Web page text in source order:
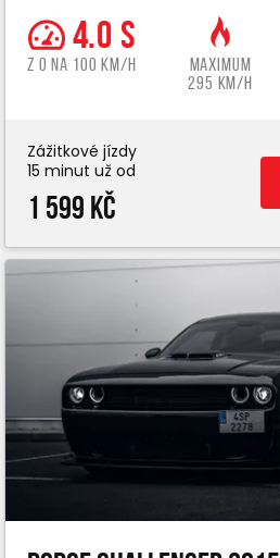
4.0 s
z 0 na 100 km/h
Maximum
295 km/h
Zážitkové jízdy
15 minut už od
1 599 Kč